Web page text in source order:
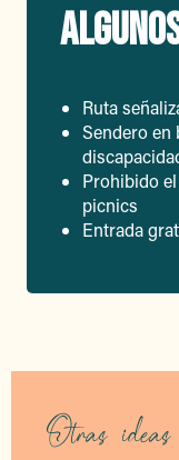
Ruta
Sendero en
Prohibido
picnics
Entrada
Otras ideas